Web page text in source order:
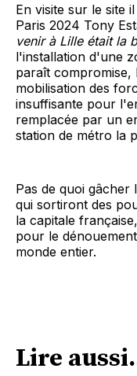
En visite sur le site
Paris 2024 Tony
venir à Lille était la
l'installation d'une
paraît compromise,
mobilisation des
insuffisante pour
remplacée par un
station de métro la
Pas de quoi gâcher
qui sortiront des
la capitale
pour le
monde entier.
Lire